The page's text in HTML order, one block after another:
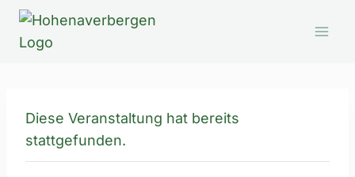
Zum
springen
Diese Veranstaltung hat bereits
stattgefunden.